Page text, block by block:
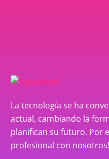
La tecnología se ha
actual, cambiando la
planifican su futuro. Por
profesional con nosotros!